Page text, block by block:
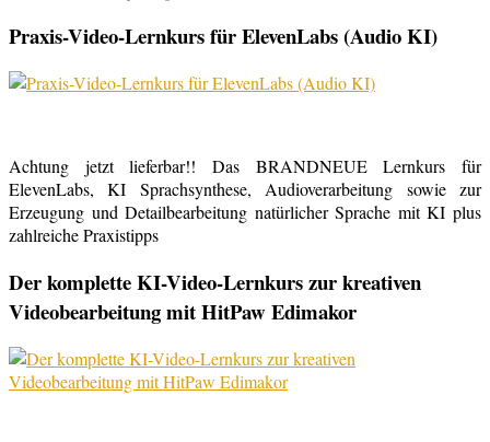
Praxis-Video-Lernkurs für ElevenLabs (Audio KI)
Achtung jetzt lieferbar!! Das BRANDNEUE Lernkurs für
ElevenLabs, KI Sprachsynthese, Audioverarbeitung sowie zur
Erzeugung und Detailbearbeitung natürlicher Sprache mit KI plus
zahlreiche Praxistipps
Der komplette KI-Video-Lernkurs zur kreativen
Videobearbeitung mit HitPaw Edimakor